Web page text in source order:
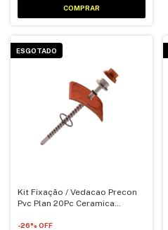
ESGOTADO
Kit Fixação / Vedacao Precon
Pvc Plan 20Pc Ceramica
-26% OFF